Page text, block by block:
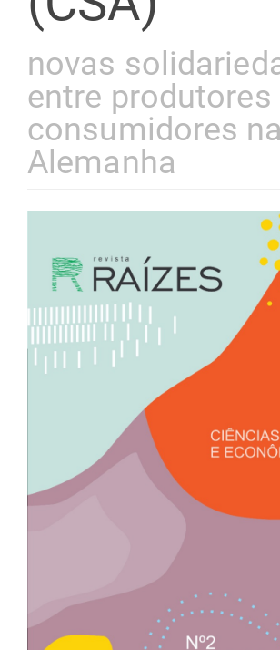
novas
entre produtores
consumidores na
Alemanha
lateral
de
artigos